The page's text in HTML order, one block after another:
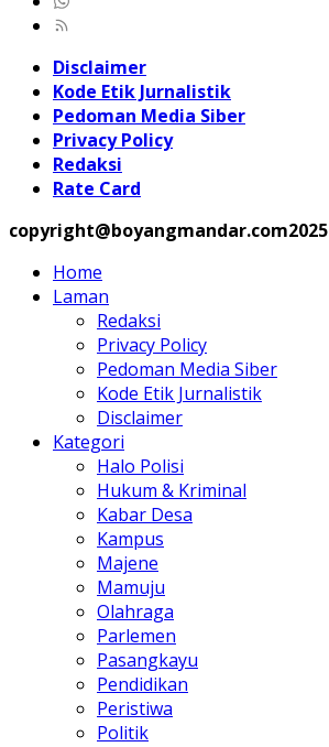
Disclaimer
Kode Etik Jurnalistik
Pedoman Media Siber
Privacy Policy
Redaksi
Rate Card
copyright@boyangmandar.com2025
Home
Laman
Redaksi
Privacy Policy
Pedoman Media Siber
Kode Etik Jurnalistik
Disclaimer
Kategori
Halo Polisi
Hukum & Kriminal
Kabar Desa
Kampus
Majene
Mamuju
Olahraga
Parlemen
Pasangkayu
Pendidikan
Peristiwa
Politik